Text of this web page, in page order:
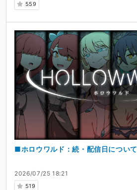
559
2026/07/25 18:21
519
■ホロウワルド：続・配信日について